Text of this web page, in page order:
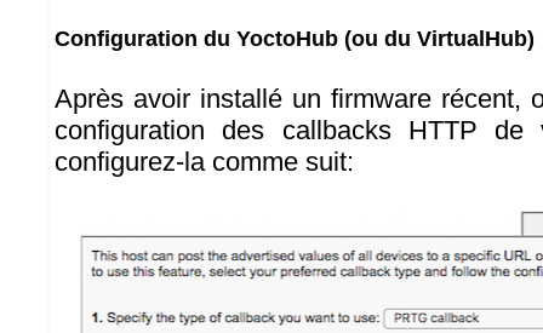
Configuration du YoctoHub (ou du VirtualHub)
Après avoir installé un firmware récent,
configuration des callbacks HTTP de
configurez-la comme suit: